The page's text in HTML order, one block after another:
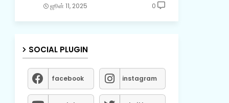
ஜூன் 11, 2025 0
SOCIAL PLUGIN
facebook instagram